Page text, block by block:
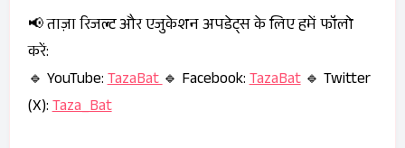
📢 ताज़ा रिजल्ट और एजुकेशन अपडेट्स के लिए हमें फॉलो
करें:
🔹 YouTube:TazaBat🔹 Facebook:TazaBat🔹 Twitter
(X):Taza_Bat